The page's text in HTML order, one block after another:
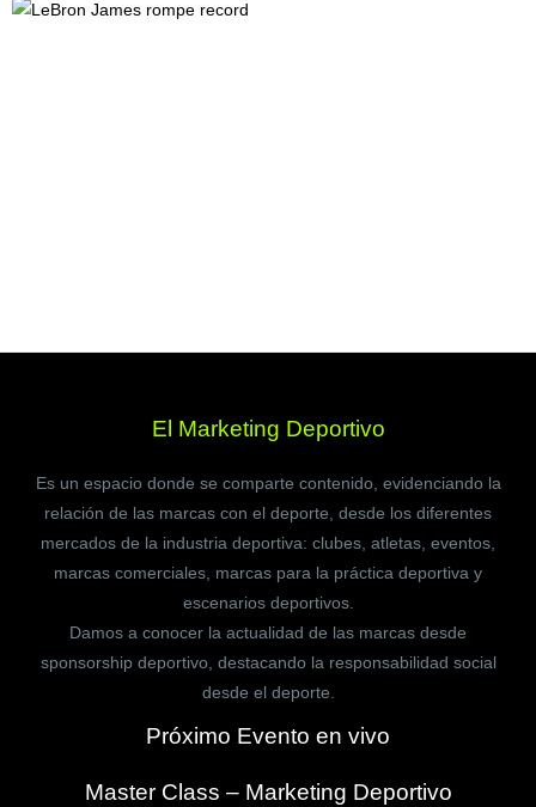
El Marketing Deportivo
Es un espacio donde se comparte contenido, evidenciando la
relación de las marcas con el deporte, desde los diferentes
mercados de la industria deportiva: clubes, atletas, eventos,
marcas comerciales, marcas para la práctica deportiva y
escenarios deportivos.
Damos a conocer la actualidad de las marcas desde
sponsorship deportivo, destacando la responsabilidad social
desde el deporte.
Próximo Evento en vivo
Master Class – Marketing Deportivo